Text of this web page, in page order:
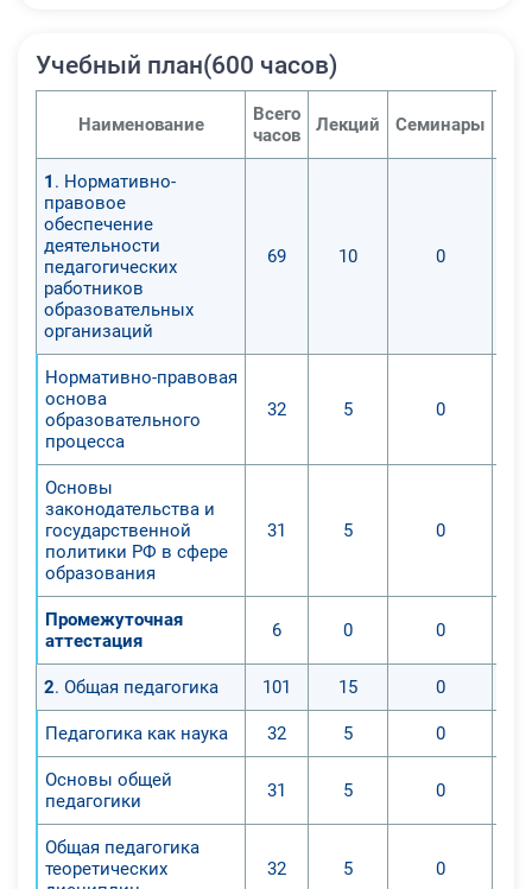
Учебный план(600 часов)
Наименование
Всего
часов
Лекций Семинары
1 . Нормативно-
правовое
обеспечение
деятельности
педагогических
работников
образовательных
организаций
69 10 0
Нормативно-правовая
основа
образовательного
процесса
32 5 0
Основы
законодательства и
государственной
политики РФ в сфере
образования
31 5 0
Промежуточная
аттестация
6 0 0
2. Общая педагогика 101 15 0
Педагогика как наука 32 5 0
Основы общей
педагогики
31 5 0
Общая педагогика
теоретических
32 5 0